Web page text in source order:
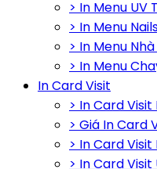
> In Menu UV
> In Menu
> In Menu
> In Menu
In Card Visit
> In Card
> Giá In Card
> In Card Visit
> In Card Visit